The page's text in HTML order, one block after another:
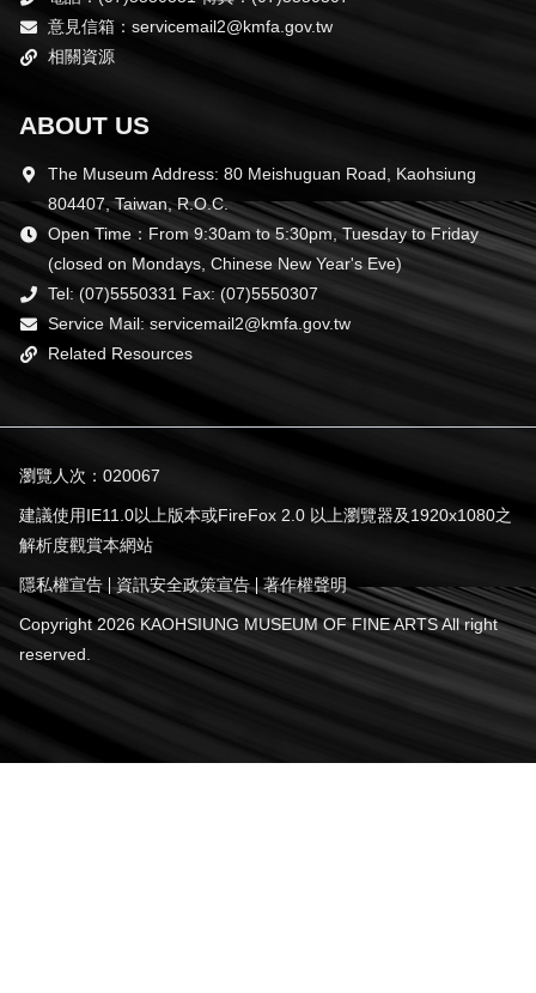
意見信箱：servicemail2@kmfa.gov.tw
相關資源
ABOUT US
The Museum Address: 80 Meishuguan Road, Kaohsiung
804407, Taiwan, R.O.C.
Open Time：From 9:30am to 5:30pm, Tuesday to Friday
(closed on Mondays, Chinese New Year's Eve)
Tel: (07)5550331 Fax: (07)5550307
Service Mail: servicemail2@kmfa.gov.tw
Related Resources
瀏覽人次：020067
建議使用IE11.0以上版本或FireFox 2.0 以上瀏覽器及1920x1080之
解析度觀賞本網站
隱私權宣告 資訊安全政策宣告 著作權聲明
Copyright 2026 KAOHSIUNG MUSEUM OF FINE ARTS All right
reserved.